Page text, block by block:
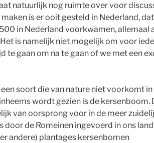
natuurlijk nog ruimte over voor
is er ooit gesteld in Nederland, dat
in Nederland voorkwamen, allemaal
is namelijk niet mogelijk om voor
te gaan om na te gaan of we met een
soort die van nature niet voorkomt in
wordt gezien is de kersenboom.
van oorsprong voor in de meer
door de Romeinen ingevoerd in ons
andere) plantages kersenbomen